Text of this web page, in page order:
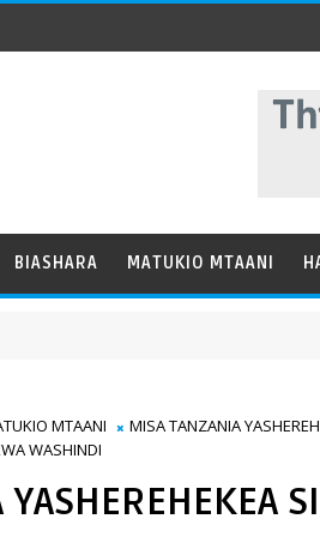
BIASHARA MATUKIO MTAANI
MTAANI
MISA TANZANIA
WASHINDI